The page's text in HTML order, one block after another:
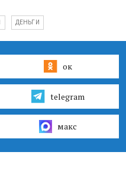
ДЕНЬГИ
ок
telegram
макс